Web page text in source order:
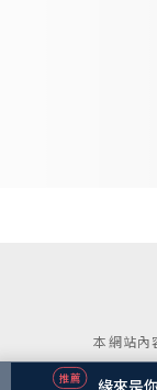
緣來是
本網站內